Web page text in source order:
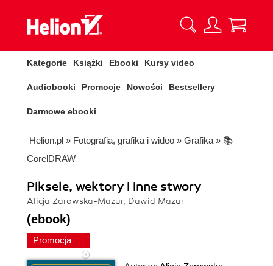
Kategorie Książki Ebooki Kursy video
Audiobooki Promocje Nowości Bestsellery
Darmowe ebooki
Helion.pl » Fotografia, grafika i wideo » Grafika » 📚
CorelDRAW
Piksele, wektory i inne stwory
Alicja Żarowska-Mazur, Dawid Mazur
(ebook)
Promocja